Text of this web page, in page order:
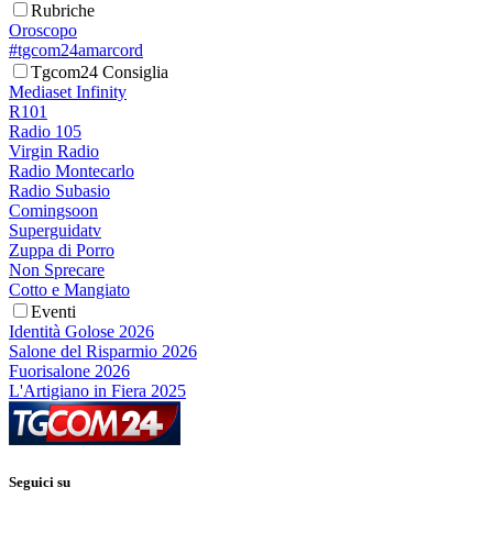
Rubriche
Oroscopo
#tgcom24amarcord
Tgcom24 Consiglia
Mediaset Infinity
R101
Radio 105
Virgin Radio
Radio Montecarlo
Radio Subasio
Comingsoon
Superguidatv
Zuppa di Porro
Non Sprecare
Cotto e Mangiato
Eventi
Identità Golose 2026
Salone del Risparmio 2026
Fuorisalone 2026
L'Artigiano in Fiera 2025
Seguici su